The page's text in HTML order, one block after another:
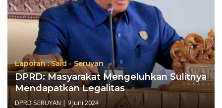
Laporan : Said - Seruyan
DPRD: Masyarakat Mengeluhkan Sulitnya
Mendapatkan Legalitas
DPRD SERUYAN |9 Juni 2024